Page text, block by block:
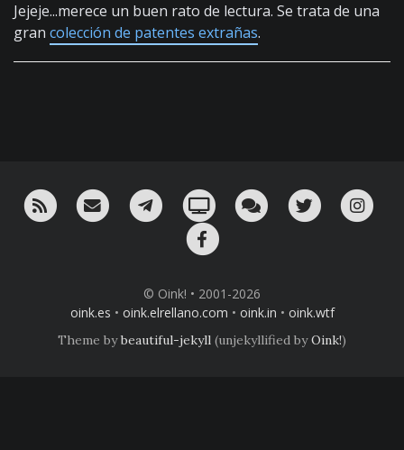
Jejeje...merece un buen rato de lectura. Se trata de una
gran colección de patentes extrañas.
RSS ¡Mándame un email!¡Nuestro canal en Telegram!
Oink! TV Charla con nosotros
Twitter
© Oink! • 2001-2026
oink.es • oink.elrellano.com • oink.in • oink.wtf
Theme bybeautiful-jekyll (unjekyllified byOink!)